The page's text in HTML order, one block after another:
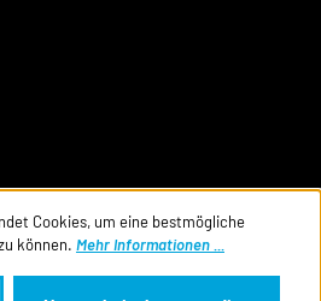
Cookies, um eine bestmögliche
können. Mehr Informationen ...